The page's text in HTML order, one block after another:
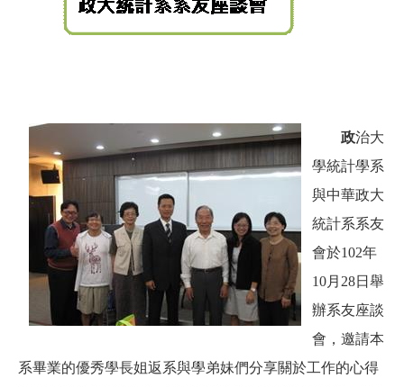
政治大
學統計學系
與中華政大
統計系系友
會於102年
10月28日舉
辦系友座談
會，邀請本
系畢業的優秀學長姐返系與學弟妹們分享關於工作的心得